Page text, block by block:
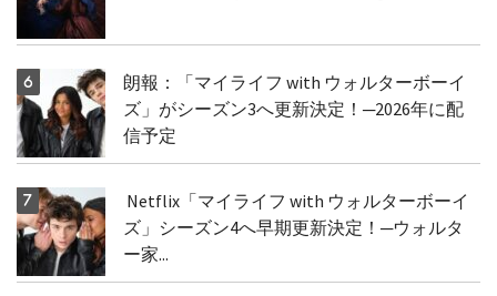
朗報：「マイライフ with ウォルターボーイ
ズ」がシーズン3へ更新決定！─2026年に配
信予定
Netflix「マイライフ with ウォルターボーイ
ズ」シーズン4へ早期更新決定！─ウォルタ
ー家...